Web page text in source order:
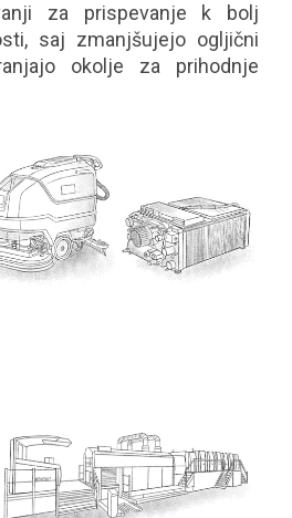
za prispevanje k bolj
saj zmanjšujejo ogljični
okolje za prihodnje